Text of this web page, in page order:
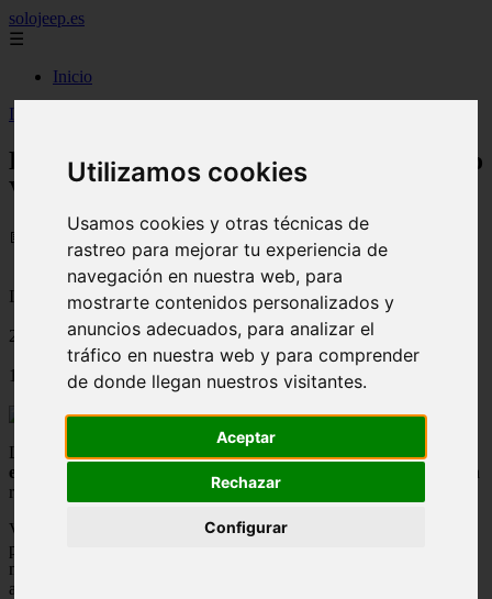
Utilizamos cookies
Usamos cookies y otras técnicas de
rastreo para mejorar tu experiencia de
navegación en nuestra web, para
mostrarte contenidos personalizados y
anuncios adecuados, para analizar el
tráfico en nuestra web y para comprender
de donde llegan nuestros visitantes.
Aceptar
Rechazar
Configurar
solojeep.es
☰
Inicio
Inicio
Kart hecho con parachoque de escarabajo
VW
📅 08/09/2025
Información General Seguros
2020-08-24
1205
Los minicarros o
hechos con un parachoque de un
escarabajo VW
no son algo nuevo, pero tampoco creemos que han
recibido la atención que merecen.
Vienen, de hecho, de un experimento antes realizado al usar un
parachoque de escarabajo como el exterior de una pequeña
motocicleta, pero ahora convertido en un kart, lo cual le da este
aspecto de juguetón y adorable.